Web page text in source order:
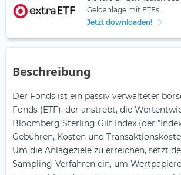
Geldanlage mit ETFs.
Jetzt downloaden!
Beschreibung
Der Fonds ist ein passiv verwalteter
Fonds (ETF), der anstrebt, die
Bloomberg Sterling Gilt Index (der
Gebühren, Kosten und
Um die Anlageziele zu erreichen, setzt
Sampling-Verfahren ein, um